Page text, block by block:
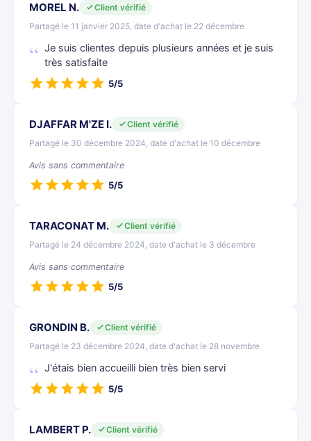
MOREL N.
Client vérifié
Partagé le 11 janvier 2025, date d'achat le 22 décembre
Je suis clientes depuis plusieurs années et je suis
très satisfaite
5/5
DJAFFAR M'ZE I.
Client vérifié
Partagé le 30 décembre 2024, date d'achat le 10 décembre
Avis sans commentaire
5/5
TARACONAT M.
Client vérifié
Partagé le 24 décembre 2024, date d'achat le 3 décembre
Avis sans commentaire
5/5
GRONDIN B.
Client vérifié
Partagé le 23 décembre 2024, date d'achat le 28 novembre
J'étais bien accueilli bien très bien servi
5/5
LAMBERT P.
Client vérifié